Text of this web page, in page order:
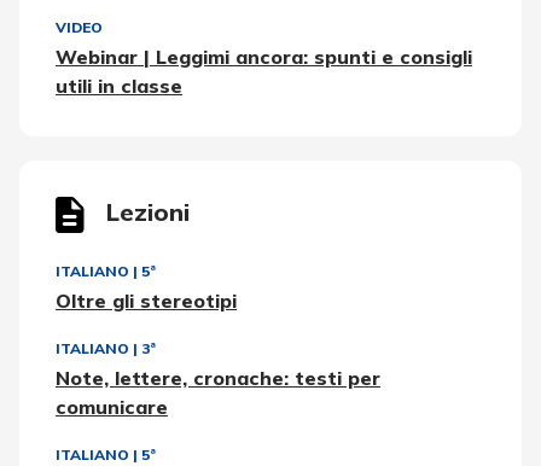
VIDEO
Webinar | Leggimi ancora: spunti e consigli
utili in classe
Lezioni
ITALIANO | 5ª
Oltre gli stereotipi
ITALIANO | 3ª
Note, lettere, cronache: testi per
comunicare
ITALIANO | 5ª